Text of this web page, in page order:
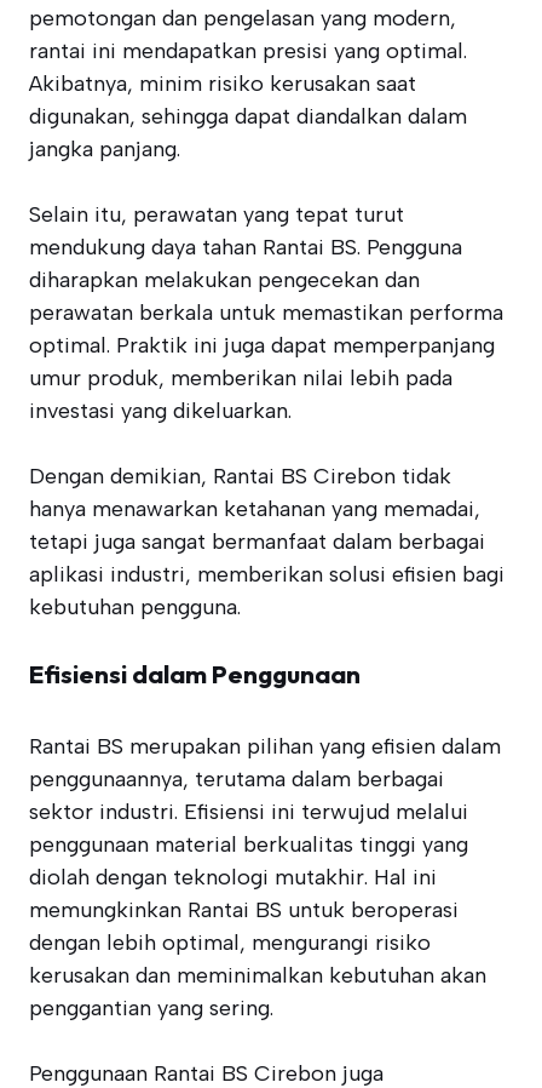
pemotongan dan pengelasan yang modern,
rantai ini mendapatkan presisi yang optimal.
Akibatnya, minim risiko kerusakan saat
digunakan, sehingga dapat diandalkan dalam
jangka panjang.
Selain itu, perawatan yang tepat turut
mendukung daya tahan Rantai BS. Pengguna
diharapkan melakukan pengecekan dan
perawatan berkala untuk memastikan performa
optimal. Praktik ini juga dapat memperpanjang
umur produk, memberikan nilai lebih pada
investasi yang dikeluarkan.
Dengan demikian, Rantai BS Cirebon tidak
hanya menawarkan ketahanan yang memadai,
tetapi juga sangat bermanfaat dalam berbagai
aplikasi industri, memberikan solusi efisien bagi
kebutuhan pengguna.
Efisiensi dalam Penggunaan
Rantai BS merupakan pilihan yang efisien dalam
penggunaannya, terutama dalam berbagai
sektor industri. Efisiensi ini terwujud melalui
penggunaan material berkualitas tinggi yang
diolah dengan teknologi mutakhir. Hal ini
memungkinkan Rantai BS untuk beroperasi
dengan lebih optimal, mengurangi risiko
kerusakan dan meminimalkan kebutuhan akan
penggantian yang sering.
Penggunaan Rantai BS Cirebon juga